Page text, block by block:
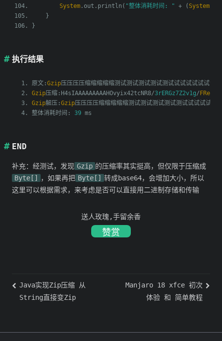
System . out . println ( "整体消耗时间: " + ( System
}
}
执行结果
原文:Gzip压压压压缩缩缩缩缩测试测试测试测试测试试试试试试试试
Gzip压缩:H4sIAAAAAAAAAHOvyix42tcNR8/3rERGz7Z2v1g/
Gzip解压:Gzip压压压压缩缩缩缩缩测试测试测试测试测试试试试试试
整体消耗时间:
39 ms
END
补充：经测试，发现 Gzip 的压缩率其实挺高，但仅限于压缩成
Byte[]
，如果再把 Byte[] 转成base64，会增加大小，所以
这里可以根据需求，来考虑是否可以直接用二进制存储和传输
送人玫瑰,手留余香
赞赏
Java实现Zip压缩 从
String直接变Zip
Manjaro 18 xfce 初次
体验 和 简单教程